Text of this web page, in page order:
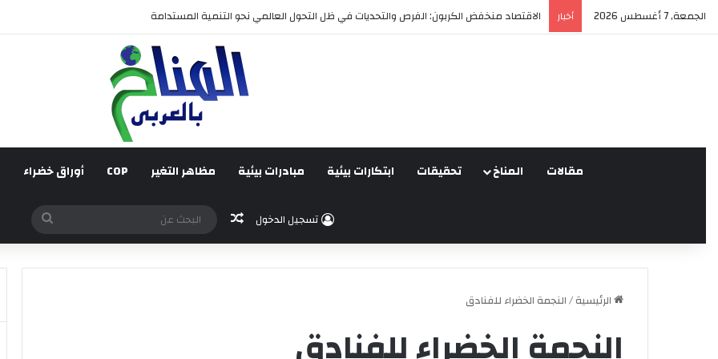
الجمعة, 7 أغسطس 2026 أخبار العدالة البيئية في المغرب: نحو نموذج جديد قائم على جبر الضرر، دراسة تحليلية.
مقالات المناخ تحقيقات ابتكارات بيئية مبادرات بيئية مظاهر التغير COP أوراق خضراء
تسجيل الدخول مقال عشوائي
عن
الرئيسية/النجمة الخضراء للفنادق